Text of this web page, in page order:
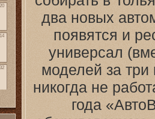
два новых
появятся и
универсал
моделей за
никогда не
года